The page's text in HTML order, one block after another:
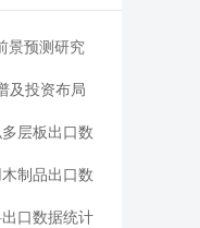
景预测研究
及投资布局
层板出口数
制品出口数
口数据统计